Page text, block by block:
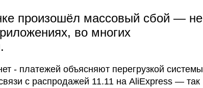
произошёл массовый сбой — не
во многих
- платежей объясняют перегрузкой системы
с распродажей 11.11 на AliExpress — так